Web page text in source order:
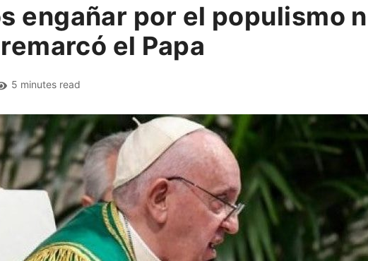
engañar por el populismo
el Papa
5 minutes read